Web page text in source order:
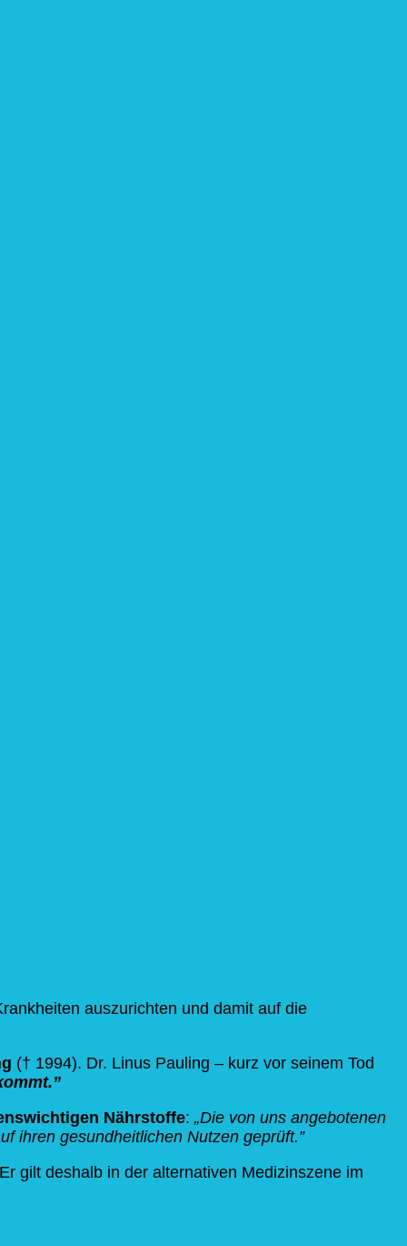
auszurichten und damit auf die
(† 1994). Dr. Linus Pauling – kurz vor seinem Tod
Nährstoffe: „Die von uns angebotenen
ihren gesundheitlichen Nutzen geprüft.”
gilt deshalb in der alternativen Medizinszene im